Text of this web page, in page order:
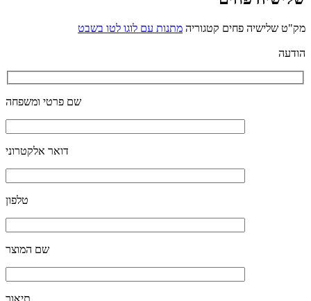
מק"ט שלישיה פחים קטגוריה מתנות עם לוגו לטו בשבט
הודעה
שם פרטי ומשפחה
דואר אלקטרוני
טלפון
שם המוצר
תיאור